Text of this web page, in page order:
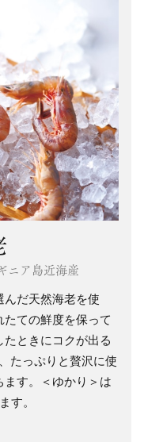
ニア島近海産
んだ天然海老を使
ての鮮度を保って
ときにコクが出る
たっぷりと贅沢に使
ます。＜ゆかり＞は
す。